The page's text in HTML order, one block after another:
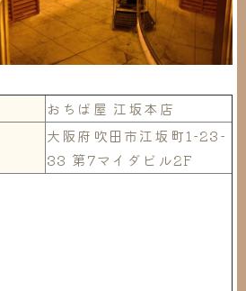
おちば屋 江坂本店
大阪府吹田市江坂町1-23-
33 第7マイダビル2F